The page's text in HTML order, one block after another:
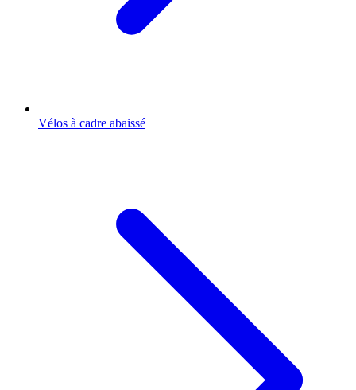
Vélos à cadre abaissé